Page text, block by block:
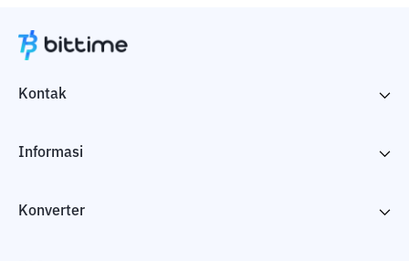
Kontak
Informasi
Konverter